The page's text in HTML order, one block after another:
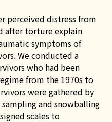
perceived distress from
after torture explain
symptoms of
We conducted a
who had been
from the 1970s to
weregathered by
and snowballing
scales to